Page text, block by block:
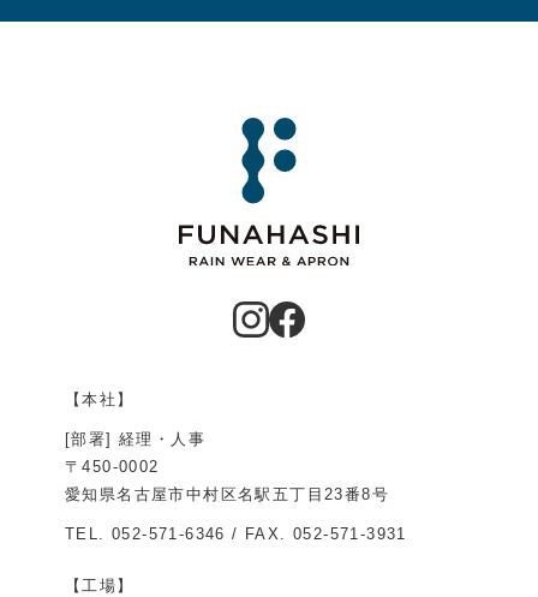
【本社】
[部署] 経理・人事
〒450-0002
愛知県名古屋市中村区名駅五丁目23番8号
TEL. 052-571-6346 / FAX. 052-571-3931
【工場】